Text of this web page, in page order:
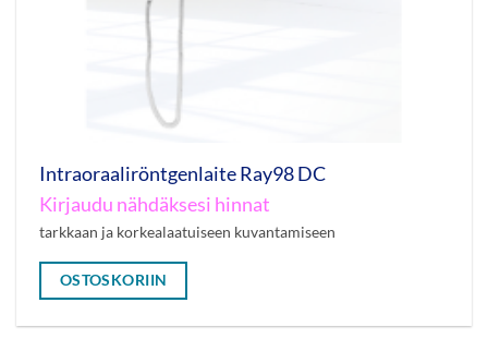
Intraoraaliröntgenlaite Ray98 DC
Kirjaudu nähdäksesi hinnat
tarkkaan ja korkealaatuiseen kuvantamiseen
OSTOSKORIIN